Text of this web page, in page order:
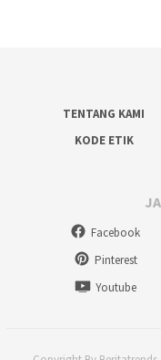
TENTANG KAMI
KODE ETIK
Facebook
Pinterest
Youtube